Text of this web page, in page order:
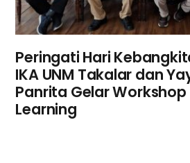
Peringati Hari
IKA UNM Takalar dan
Panrita Gelar
Learning